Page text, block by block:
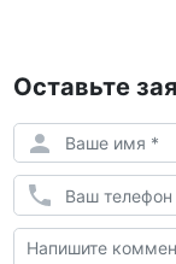
Оставьте